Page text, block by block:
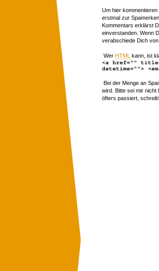
Um hier
erstmal zur
Kommentars erklärst
einverstanden. Wenn
verabschiede Dich
Wer HTML kann, ist
<a href=""
datetime="">
Bei der Menge an
wird. Bitte sei mir
öfters passiert,